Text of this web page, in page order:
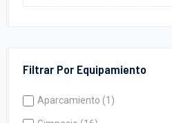
Filtrar Por Equipamiento
Aparcamiento (1)